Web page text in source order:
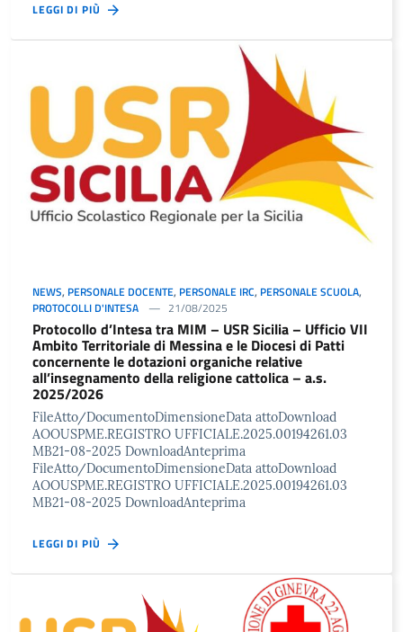
LEGGI DI PIÙ
NEWS, PERSONALE DOCENTE, PERSONALE IRC, PERSONALE SCUOLA,
PROTOCOLLI D'INTESA
21/08/2025
Protocollo d’Intesa tra MIM – USR Sicilia – Ufficio VII
Ambito Territoriale di Messina e le Diocesi di Patti
concernente le dotazioni organiche relative
all’insegnamento della religione cattolica – a.s.
2025/2026
FileAtto/DocumentoDimensioneData attoDownload
AOOUSPME.REGISTRO UFFICIALE.2025.00194261.03
MB21-08-2025 DownloadAnteprima
FileAtto/DocumentoDimensioneData attoDownload
AOOUSPME.REGISTRO UFFICIALE.2025.00194261.03
MB21-08-2025 DownloadAnteprima
LEGGI DI PIÙ